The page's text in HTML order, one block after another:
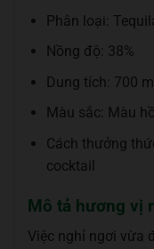
Phân loại:
Nồng độ: 38%
Dung tích: 700
Màu sắc: Màu
Cách thưởng
cocktail
Mô tả hương vị
Việc nghỉ ngơi vừa